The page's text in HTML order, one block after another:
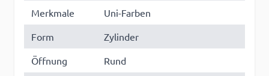
Merkmale
Uni-Farben
Form
Zylinder
Öffnung
Rund